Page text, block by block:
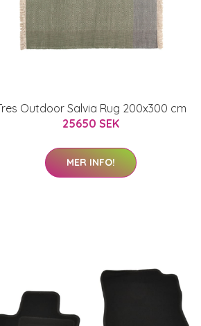
Outdoor Salvia Rug 200x300 cm
25650 SEK
MER INFO!